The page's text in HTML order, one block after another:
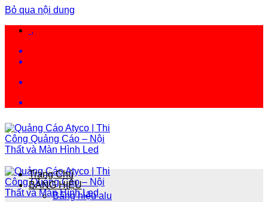
Bỏ qua nội dung
,
Trang Chủ
BẢNG HIỆU
Bảng hiệu alu